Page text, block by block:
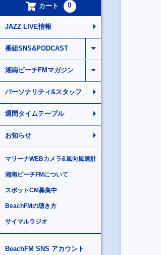
カート 0
JAZZ LIVE情報
番組SNS&PODCAST
湘南ビーチFMマガジン
パーソナリティ&スタッフ
週間タイムテーブル
お知らせ
マリーナWEBカメラ&風向風速計
湘南ビーチFMについて
スポットCM募集中
BeachFMの聴き方
サイマルラジオ
BeachFM SNS アカウント